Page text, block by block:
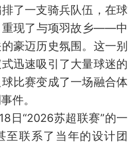
了一支骑兵队伍，在球
重现了与项羽故乡——中
豪迈历史氛围。这一别
迅速吸引了大量球迷的
比赛变成了一场融合体
件。
日“2026苏超联赛”的一
至联系了当年的设计团